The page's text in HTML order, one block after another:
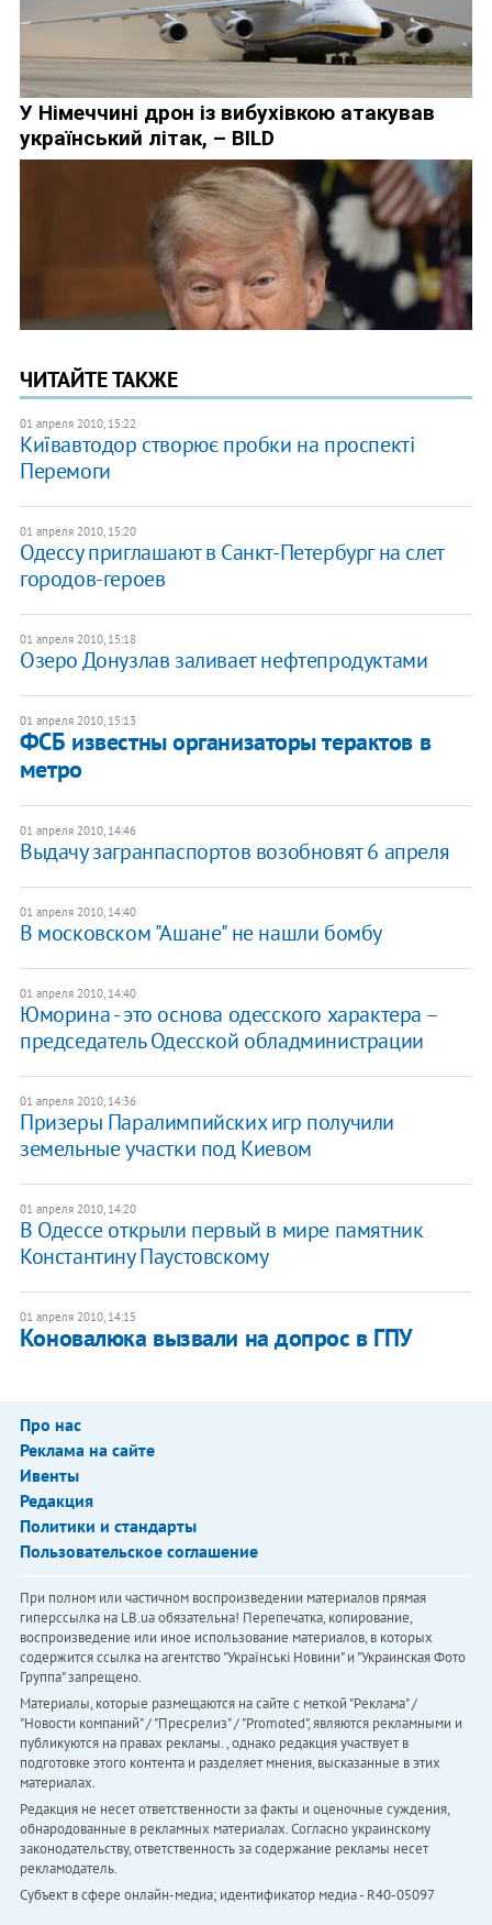
ЧИТАЙТЕ ТАКЖЕ
01 апреля 2010, 15:22
Київавтодор створює пробки на проспекті
Перемоги
01 апреля 2010, 15:20
Одессу приглашают в Санкт-Петербург на слет
городов-героев
01 апреля 2010, 15:18
Озеро Донузлав заливает нефтепродуктами
01 апреля 2010, 15:13
ФСБ известны организаторы терактов в
метро
01 апреля 2010, 14:46
Выдачу загранпаспортов возобновят 6 апреля
01 апреля 2010, 14:40
В московском "Ашане" не нашли бомбу
01 апреля 2010, 14:40
Юморина - это основа одесского характера –
председатель Одесской обладминистрации
01 апреля 2010, 14:36
Призеры Паралимпийских игр получили
земельные участки под Киевом
01 апреля 2010, 14:20
В Одессе открыли первый в мире памятник
Константину Паустовскому
01 апреля 2010, 14:15
Коновалюка вызвали на допрос в ГПУ
Про нас
Реклама на сайте
Ивенты
Редакция
Политики и стандарты
Пользовательское соглашение
При полном или частичном воспроизведении материалов прямая
гиперссылка на LB.ua обязательна! Перепечатка, копирование,
воспроизведение или иное использование материалов, в которых
содержится ссылка на агентство "Українськi Новини" и "Украинская Фото
Группа" запрещено.
Материалы, которые размещаются на сайте с меткой "Реклама" /
"Новости компаний" / "Пресрелиз" / "Promoted", являются рекламными и
публикуются на правах рекламы. , однако редакция участвует в
подготовке этого контента и разделяет мнения, высказанные в этих
материалах.
Редакция не несет ответственности за факты и оценочные суждения,
обнародованные в рекламных материалах. Согласно украинскому
законодательству, ответственность за содержание рекламы несет
рекламодатель.
Субъект в сфере онлайн-медиа; идентификатор медиа - R40-05097